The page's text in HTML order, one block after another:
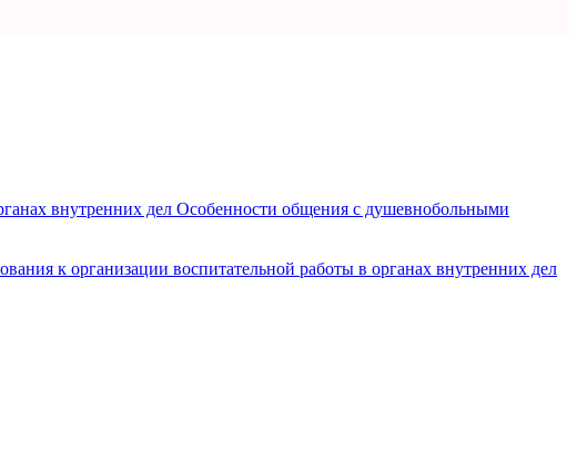
внутренних дел Особенности общения с душевнобольными
к организации воспитательной работы в органах внутренних дел